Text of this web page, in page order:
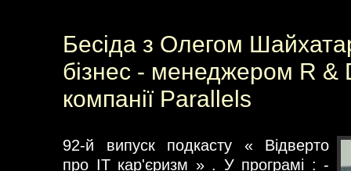
Бесіда з Олегом
бізнес - менеджером R &
компанії Parallels
92-й випуск подкасту « Відверто
про IT кар'єризм » . У програмі : -